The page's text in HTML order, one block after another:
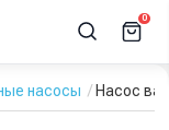
0
насосы Насос